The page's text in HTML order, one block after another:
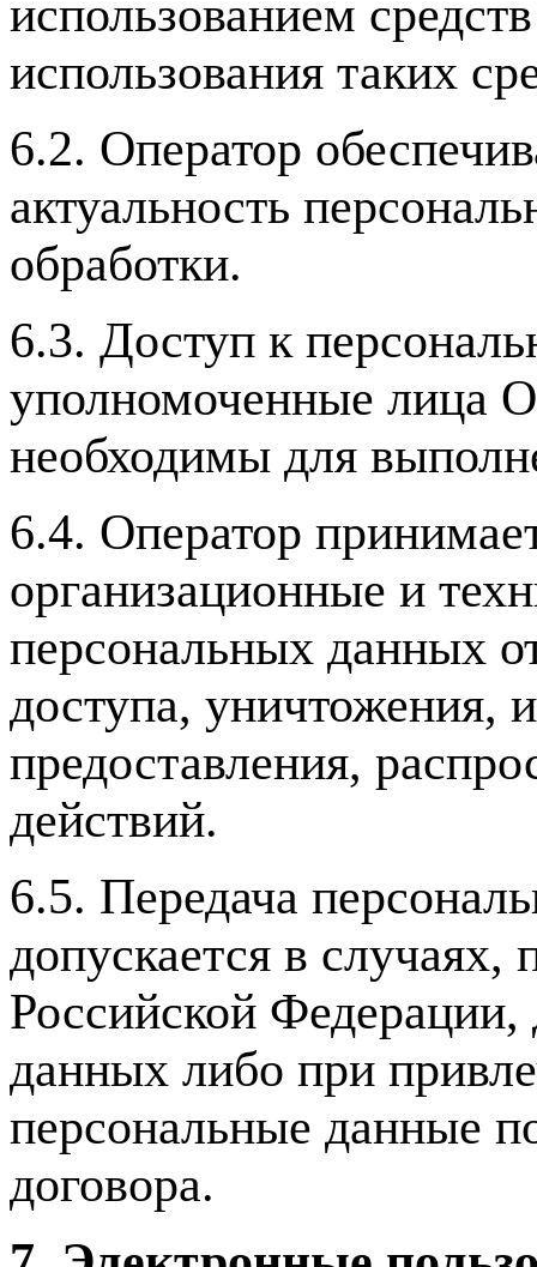
использованием
использования таких
6.2. Оператор
актуальность
обработки.
6.3. Доступ к
уполномоченные лица
необходимы для
6.4. Оператор
организационные и
персональных данных
доступа, уничтожения,
предоставления,
действий.
6.5. Передача
допускается в случаях,
Российской Федерации,
данных либо при
персональные данные
договора.